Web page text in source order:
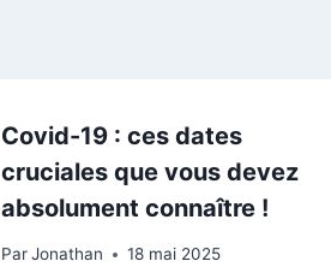
Covid-19 : ces dates
cruciales que vous devez
absolument connaître !
Par Jonathan 18 mai 2025